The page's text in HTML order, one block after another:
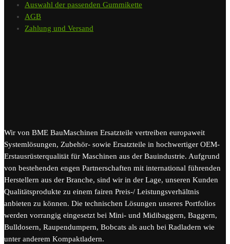
Auswahl der passenden Gummikette
AGB
Zahlung und Versand
Wir von BME BauMaschinen Ersatzteile vertreiben europaweit
Systemlösungen, Zubehör- sowie Ersatzteile in hochwertiger OEM-
Erstausrüsterqualität für Maschinen aus der Bauindustrie. Aufgrund
von bestehenden engen Partnerschaften mit international führenden
Herstellern aus der Branche, sind wir in der Lage, unseren Kunden
Qualitätsprodukte zu einem fairen Preis-/ Leistungsverhältnis
anbieten zu können. Die technischen Lösungen unseres Portfolios
werden vorrangig eingesetzt bei Mini- und Midibaggern, Baggern,
Bulldosern, Raupendumpern, Bobcats als auch bei Radladern wie
unter anderem Kompaktladern.